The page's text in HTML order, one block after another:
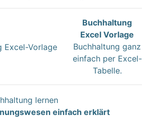
Buchhaltung
Excel Vorlage
Buchhaltung ganz
einfach per Excel-
Tabelle.
einfach erklärt